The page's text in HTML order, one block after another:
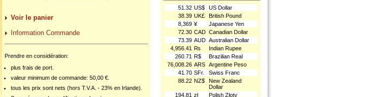
Voir le panier
Information Commande
Prendre en considération:
plus frais de port.
valeur minimum de commande: 50,00 €.
tous les prix sont nets (hors T.V.A. - 23% en Irlande).
51.32 US$
US Dollar
38.39 UK£
British Pound
8,369 ¥
Japanese Yen
72.30 CAD Canadian Dollar
73.39 AUD Australian Dollar
4,956.41 ₨
Indian Rupee
260.71 R$
Brazilian Real
76,008.26 ARS Argentine Peso
41.70 SFr.
Swiss Franc
88.22 NZ$
New Zealand
Dollar
194.81 zł
Polish Złoty